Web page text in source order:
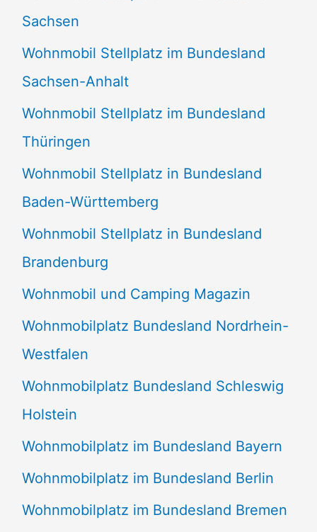
Sachsen
Wohnmobil Stellplatz im Bundesland
Sachsen-Anhalt
Wohnmobil Stellplatz im Bundesland
Thüringen
Wohnmobil Stellplatz in Bundesland
Baden-Württemberg
Wohnmobil Stellplatz in Bundesland
Brandenburg
Wohnmobil und Camping Magazin
Wohnmobilplatz Bundesland Nordrhein-
Westfalen
Wohnmobilplatz Bundesland Schleswig
Holstein
Wohnmobilplatz im Bundesland Bayern
Wohnmobilplatz im Bundesland Berlin
Wohnmobilplatz im Bundesland Bremen